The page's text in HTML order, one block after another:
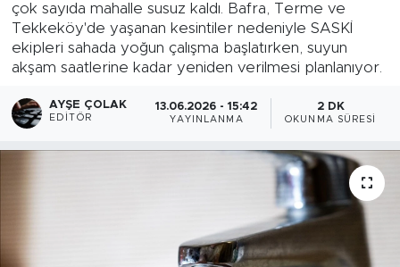
çok sayıda mahalle susuz kaldı. Bafra, Terme ve
Tekkeköy'de yaşanan kesintiler nedeniyle SASKİ
ekipleri sahada yoğun çalışma başlatırken, suyun
akşam saatlerine kadar yeniden verilmesi planlanıyor.
AYŞE ÇOLAK
EDITÖR
13.06.2026 - 15:42
YAYINLANMA
2 DK
OKUNMA SÜRESI
Süper Lig Puan Durumu ve Fikstür
Tüm Manşetler
Son Dakika Haberleri
Haber Arşivi